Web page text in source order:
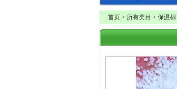
首页 > 所有类目 > 保温棉